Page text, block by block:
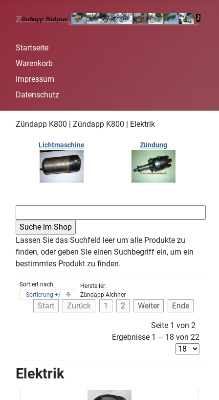
Startseite
Warenkorb
Impressum
Datenschutz
Zündapp K800 | Zündapp K800 | Elektrik
Lichtmaschine Zündung
Lassen Sie das Suchfeld leer um alle Produkte zu
finden, oder geben Sie einen Suchbegriff ein, um ein
bestimmtes Produkt zu finden.
Sortiert nach
Sortierung +/-
Hersteller:
Zündapp Aichner
Start Zurück 1 2 Weiter Ende
Seite 1 von 2
Ergebnisse 1 – 18 von 22
Elektrik